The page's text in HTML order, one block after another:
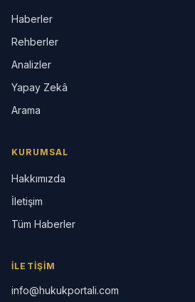
Haberler
Rehberler
Analizler
Yapay Zekâ
Arama
KURUMSAL
Hakkımızda
İletişim
Tüm Haberler
İLETIŞIM
info@hukukportali.com